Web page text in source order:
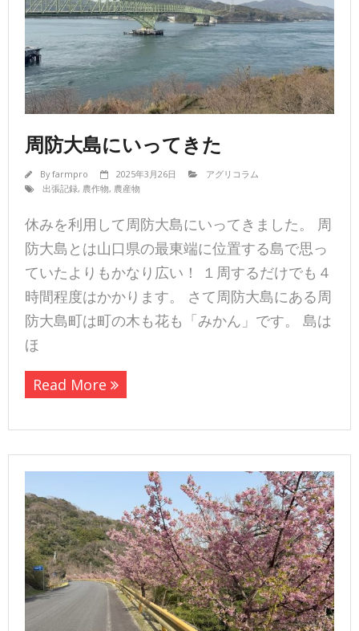
周防大島にいってきた
Byfarmpro 2025年3月26日
アグリコラム
出張記録, 農作物, 農産物
休みを利用して周防大島にいってきました。 周
防大島とは山口県の最東端に位置する島で思っ
ていたよりもかなり広い！ １周するだけでも４
時間程度はかかります。 さて周防大島にある周
防大島町は町の木も花も「みかん」です。 島は
ほ
Read More